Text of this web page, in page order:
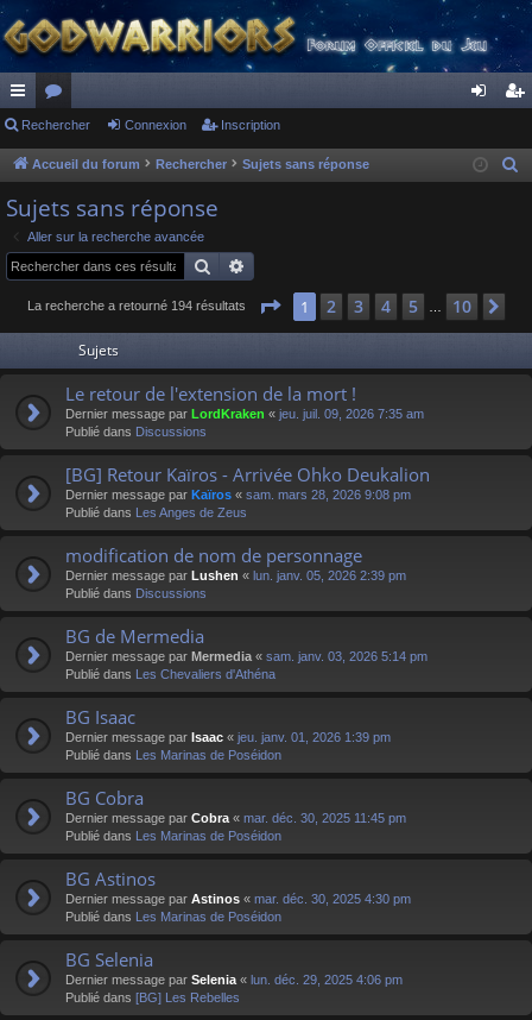
ac
co
ur
ci
s
or
u
s
ne cri
Rechercher Connexion Inscription
Accueil du forum Rechercher Sujets sans réponse
e
Sujets sans réponse
Aller sur la recherche avancée
Rechercher
La recherche a retourné 194 résultats Page 1sur 10
1 2 3 4 5 10
Sujets
Le retour de l'extension de la mort !
Dernier message par LordKraken « jeu. juil. 09, 2026 7:35 am
Publié dans Discussions
[BG] Retour Kaïros - Arrivée Ohko Deukalion
Dernier message par Kaïros « sam. mars 28, 2026 9:08 pm
Publié dans Les Anges de Zeus
modification de nom de personnage
Dernier message par Lushen « lun. janv. 05, 2026 2:39 pm
Publié dans Discussions
BG de Mermedia
Dernier message par Mermedia « sam. janv. 03, 2026 5:14 pm
Publié dans Les Chevaliers d'Athéna
BG Isaac
Dernier message par Isaac « jeu. janv. 01, 2026 1:39 pm
Publié dans Les Marinas de Poséidon
BG Cobra
Dernier message par Cobra « mar. déc. 30, 2025 11:45 pm
Publié dans Les Marinas de Poséidon
BG Astinos
Dernier message par Astinos « mar. déc. 30, 2025 4:30 pm
Publié dans Les Marinas de Poséidon
BG Selenia
Dernier message par Selenia « lun. déc. 29, 2025 4:06 pm
Publié dans [BG] Les Rebelles